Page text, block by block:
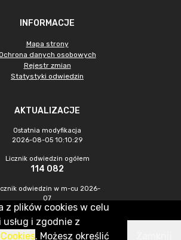
INFORMACJE
Mapa strony
danych osobowych
Rejestr zmian
Statystyki odwiedzin
AKTUALIZACJE
Ostatnia modyfikacja
2026-08-05 10:10:29
Licznik odwiedzin ogółem
114 082
odwiedzin w m-cu 2026-
07
601
o.o.
z plików cookies w celu
i zgodnie z
. Możesz określić